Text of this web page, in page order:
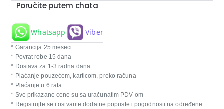
Poručite putem chata
Whatsapp Viber
* Garancija 25 meseci
* Povrat robe 15 dana
* Dostava za 1-3 radna dana
* Plaćanje pouzećem, karticom, preko računa
* Plaćanje u 6 rata
* Sve prikazane cene su sa uračunatim PDV-om
* Registrujte se i ostvarite dodatne popuste i pogodnosti na određene